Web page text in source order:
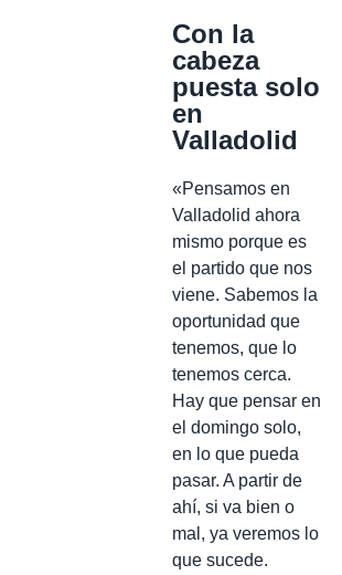
Con la
cabeza
puesta solo
en
Valladolid
«Pensamos en
Valladolid ahora
mismo porque es
el partido que nos
viene. Sabemos la
oportunidad que
tenemos, que lo
tenemos cerca.
Hay que pensar en
el domingo solo,
en lo que pueda
pasar. A partir de
ahí, si va bien o
mal, ya veremos lo
que sucede.